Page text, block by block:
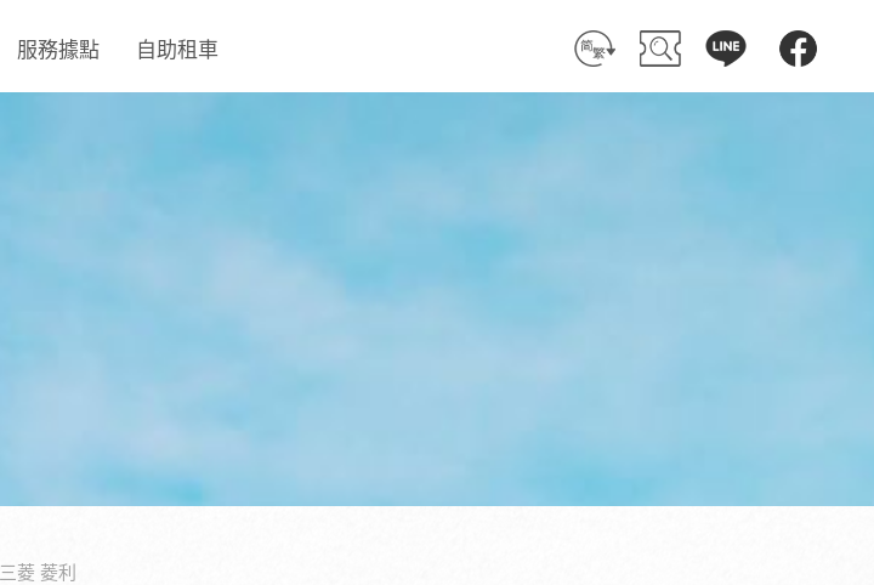
服務據點 自助租車
粉絲團
客 服
搜 尋
简 体
三菱 菱利